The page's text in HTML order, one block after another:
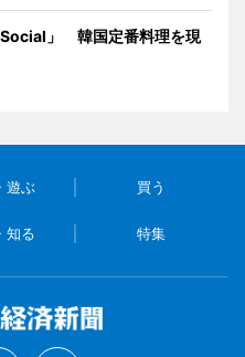
Social」 韓国定番料理を現
遊ぶ 買う
知る 特集